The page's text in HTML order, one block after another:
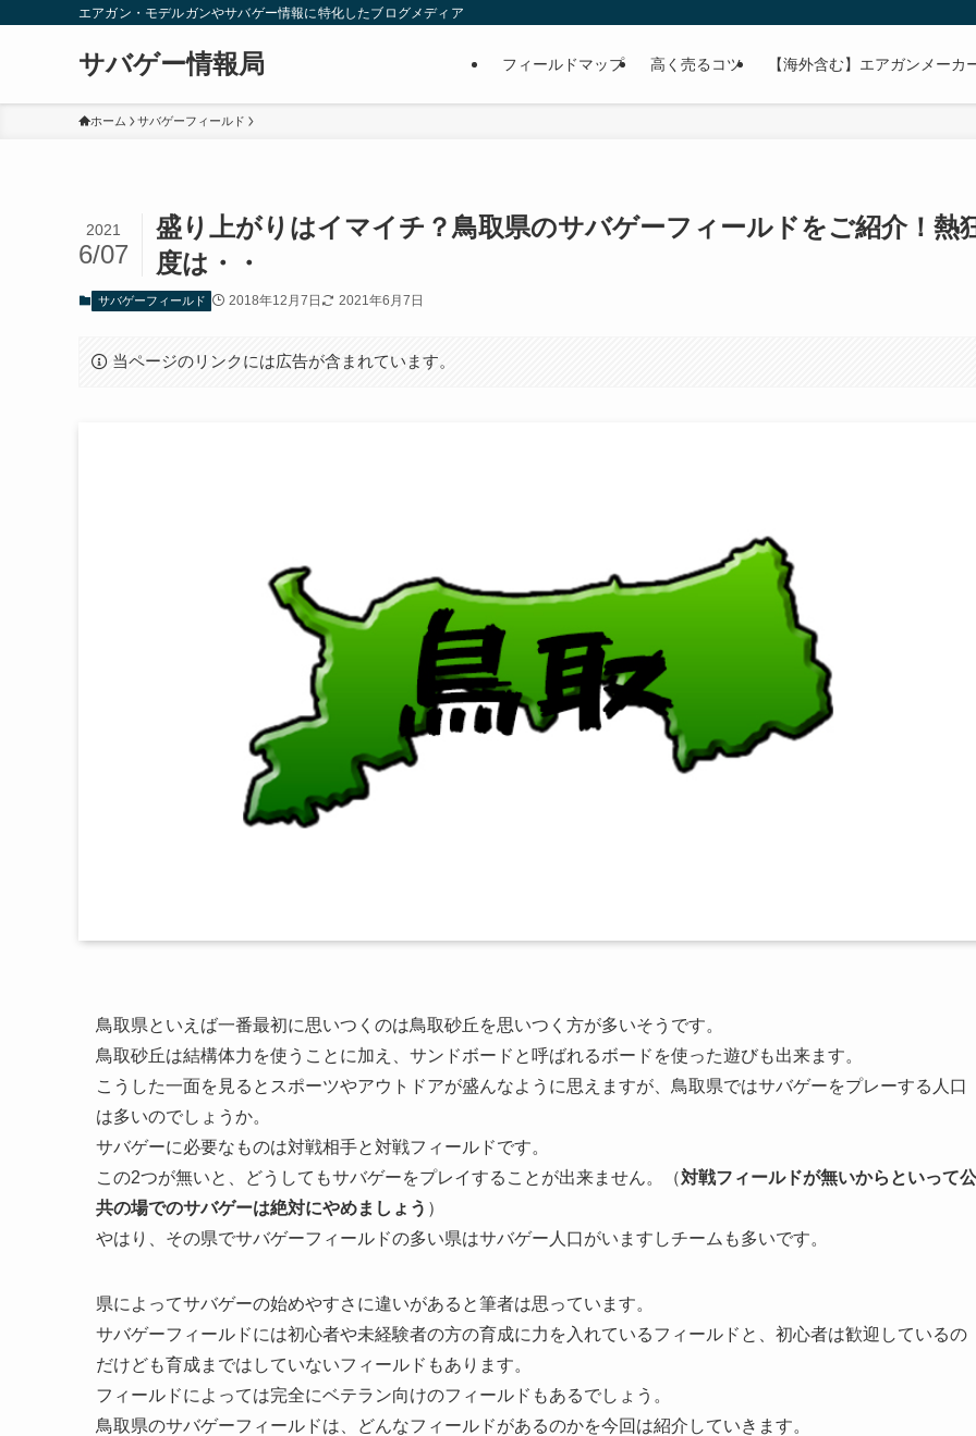
エアガン・モデルガンやサバゲー情報に特化したブログメディア
サバゲー情報局 フィールドマップ 高く売るコツ 【海外含む】エアガンメー
ホーム サバゲーフィールド
盛り上がりはイマイチ？鳥取県のサバゲーフィールドをご紹介！熱
度は・・
2021
6/07
サバゲーフィールド 2018年12月7日 2021年6月7日
当ページのリンクには広告が含まれています。
鳥取県といえば一番最初に思いつくのは鳥取砂丘を思いつく方が多いそうです。
鳥取砂丘は結構体力を使うことに加え、サンドボードと呼ばれるボードを使った遊びも出来ます。
こうした一面を見るとスポーツやアウトドアが盛んなように思えますが、鳥取県ではサバゲーをプレーする人口
は多いのでしょうか。
サバゲーに必要なものは対戦相手と対戦フィールドです。
この2つが無いと、どうしてもサバゲーをプレイすることが出来ません。（対戦フィールドが無いからといって公
共の場でのサバゲーは絶対にやめましょう ）
やはり、その県でサバゲーフィールドの多い県はサバゲー人口がいますしチームも多いです。
県によってサバゲーの始めやすさに違いがあると筆者は思っています。
サバゲーフィールドには初心者や未経験者の方の育成に力を入れているフィールドと、初心者は歓迎しているの
だけども育成まではしていないフィールドもあります。
フィールドによっては完全にベテラン向けのフィールドもあるでしょう。
鳥取県のサバゲーフィールドは、どんなフィールドがあるのかを今回は紹介していきます。